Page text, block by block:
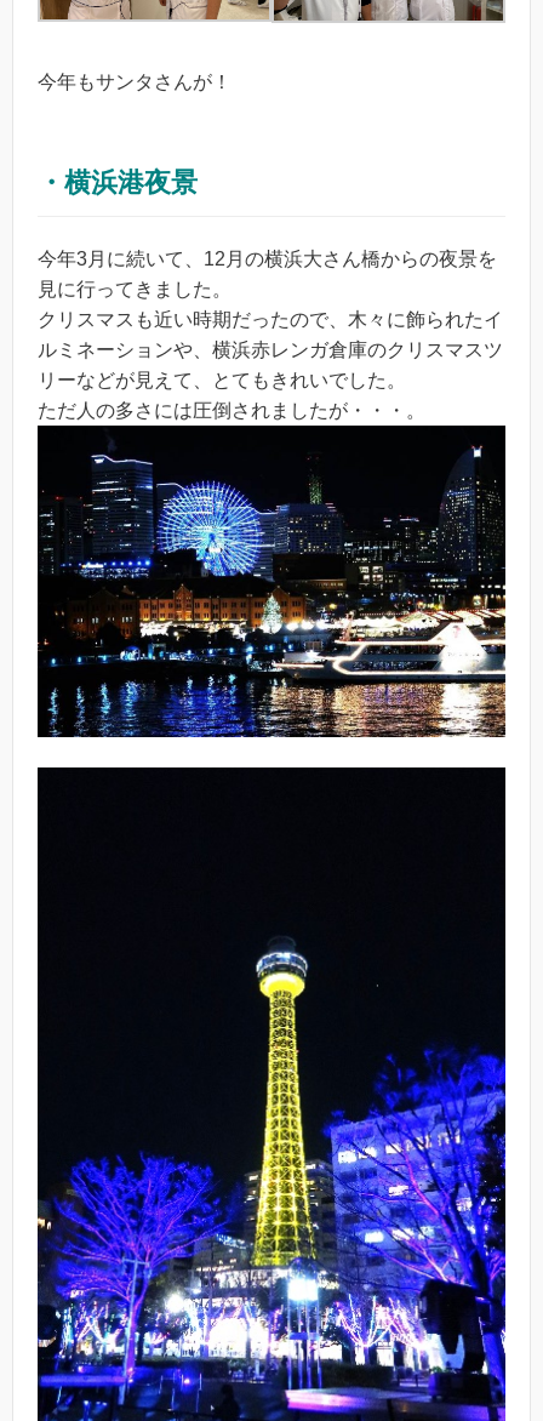
今年もサンタさんが！
・横浜港夜景
今年3月に続いて、12月の横浜大さん橋からの夜景を
見に行ってきました。
クリスマスも近い時期だったので、木々に飾られたイ
ルミネーションや、横浜赤レンガ倉庫のクリスマスツ
リーなどが見えて、とてもきれいでした。
ただ人の多さには圧倒されましたが・・・。